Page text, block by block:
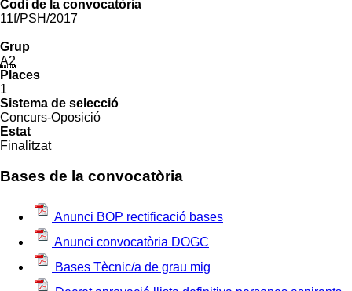
Codi de la convocatòria
11f/PSH/2017
Grup
A2
Places
1
Sistema de selecció
Concurs-Oposició
Estat
Finalitzat
Bases de la convocatòria
Anunci BOP rectificació bases
Anunci convocatòria DOGC
Bases Tècnic/a de grau mig